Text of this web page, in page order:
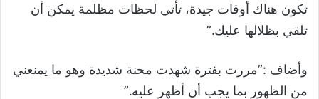
تكون هناك أوقات جيدة، تأتي لحظات مظلمة يمكن أن
تلقي بظلالها عليك.”
وأضاف :”مررت بفترة شهدت محنة شديدة وهو ما يمنعني
من الظهور بما يجب أن أظهر عليه.”